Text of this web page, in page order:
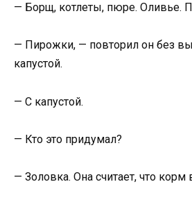
— Борщ, котлеты, пюре. Оливье.
— Пирожки, — повторил он без
капустой.
— С капустой.
— Кто это придумал?
— Золовка. Она считает, что корм